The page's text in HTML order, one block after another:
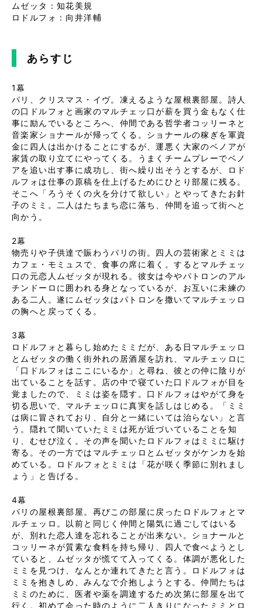
ムゼッタ：知花美規
ロドルフォ：向井洋輔
あらすじ
1幕
パリ、クリスマス・イヴ。凍えるような屋根裏部屋。詩人
の口ドルフォと画家のマルチェッ口が薪を買う金もなく仕
事に励んでいるところへ、仲間である哲学者コッリーネと
音楽家ショナールが帰ってくる。ショナールの稼ぎを軍資
金に四人は出かけることにするが、運悪く大家のベノアが
家賃の取り立てにやってくる。うまくチームプレーでベノ
アを追い出す事に成功し、街へ繰り出そうとするが、ロド
ルフォは仕事の原稿を仕上げるためにひとり部屋に残る。
そこへ「ろうそくの火を分けて欲しい」とやってきたお針
子のミミ。二人はたちまち恋に落ち、仲間を追って街へと
向かう。
2幕
物売りや子供達で賑わうパリの街。四人の芸術家とミミは
カフェ・モミュスで、食事の席に着く。するとマルチェッ
口の元恋人ムゼッタが現れる。彼女は今やパトロンのアル
チンドーロに囲われる身となっているが、お互いに未練の
ある二人。遂にムゼッタはパトロンを撒いてマルチェッロ
の胸へと戻ってくる。
3幕
ロドルフォと暮らし始めたミミだが、ある日マルチェッロ
とムゼッタの働く街外れの居酒屋を訪れ、マルチェッロに
「口ドルフォはここにいるか」と尋ね、彼との仲に陰りが
出ていることを話す。店の中で寝ていた口ドルフォが目を
覚ましたので、ミミは姿を隠す。口ドルフォはやがて身を
切る思いで、マルチェッロに真実を話しはじめる。「ミミ
は病に冒されており、自分と一緒にいては治らない」と言
う。隠れて聞いていたミミは死が近づいていることを知
り、むせび泣く。その声を聞いたロドルフォはミミに駆け
寄る。その一方ではマルチェッロとムゼッタがケンカを始
めている。ロドルフォとミミは「花が咲く季節に別れまし
ょう」と告げる。
4幕
パリの屋根裏部屋。再びこの部屋に戻ったロドルフォとマ
ルチェッロ。以前と同じく仲間と陽気に過ごしてはいる
が、別れた恋人達を忘れることが出来ない。ショナールと
コッリーネが質素な食料を持ち帰り、四人で食べようとし
ていると、ムゼッタが慌てて入ってくる。体調が悪化した
ミミを見つけ、なんとか連れてきたと言う。ロドルフォは
ミミを抱きしめ、みんなで介抱しようとする。仲間たちは
ミミのために、医者や薬を調達するため次第に部屋を出て
行く。初めて会った時のように二人きりになったミミとロ